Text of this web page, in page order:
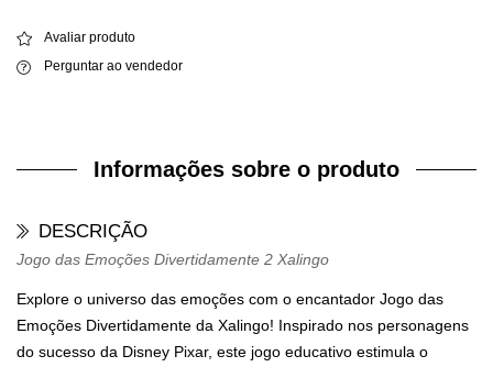
Avaliar produto
Perguntar ao vendedor
Informações sobre o produto
DESCRIÇÃO
Jogo das Emoções Divertidamente 2 Xalingo
Explore o universo das emoções com o encantador Jogo das
Emoções Divertidamente da Xalingo! Inspirado nos personagens
do sucesso da Disney Pixar, este jogo educativo estimula o